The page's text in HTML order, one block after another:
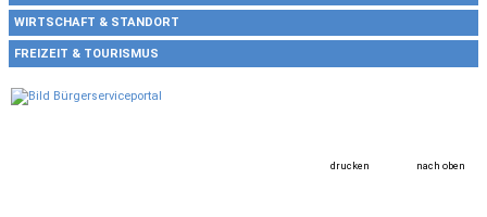
WIRTSCHAFT & STANDORT
FREIZEIT & TOURISMUS
drucken nach oben